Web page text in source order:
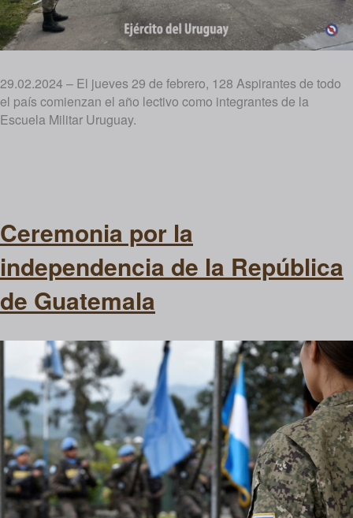
29.02.2024 – El jueves 29 de febrero, 128 Aspirantes de todo
el país comienzan el año lectivo como integrantes de la
Escuela Militar Uruguay.
Ceremonia por la
independencia de la República
de Guatemala